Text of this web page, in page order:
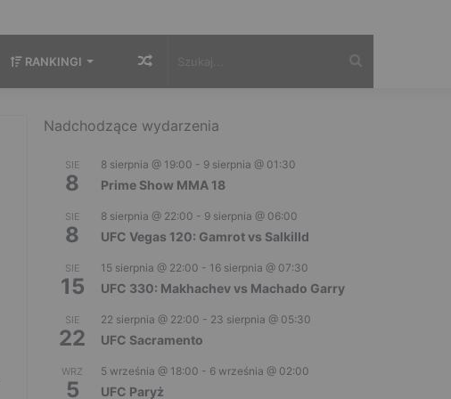
RANKINGI Losowy
Nadchodzące wydarzenia
SIE
8
8 sierpnia @ 19:00 - 9 sierpnia @ 01:30
Prime Show MMA 18
SIE
8
8 sierpnia @ 22:00 - 9 sierpnia @ 06:00
UFC Vegas 120: Gamrot vs Salkilld
SIE
15
15 sierpnia @ 22:00 - 16 sierpnia @ 07:30
UFC 330: Makhachev vs Machado Garry
SIE
22
22 sierpnia @ 22:00 - 23 sierpnia @ 05:30
UFC Sacramento
WRZ
5
5 września @ 18:00 - 6 września @ 02:00
UFC Paryż